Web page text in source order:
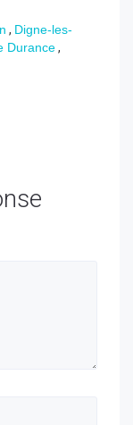
, Digne-les-
Durance,